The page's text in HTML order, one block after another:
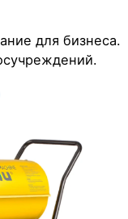
для бизнеса.